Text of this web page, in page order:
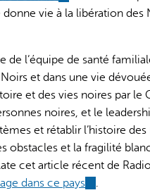
is
vie à la libération des
de l’équipe de santé
et dans une vie
et des vies noires par
noires, et le
et rétablir l’histoire
obstacles et la fragilité
cet article récent de
dans ce pays (link
.